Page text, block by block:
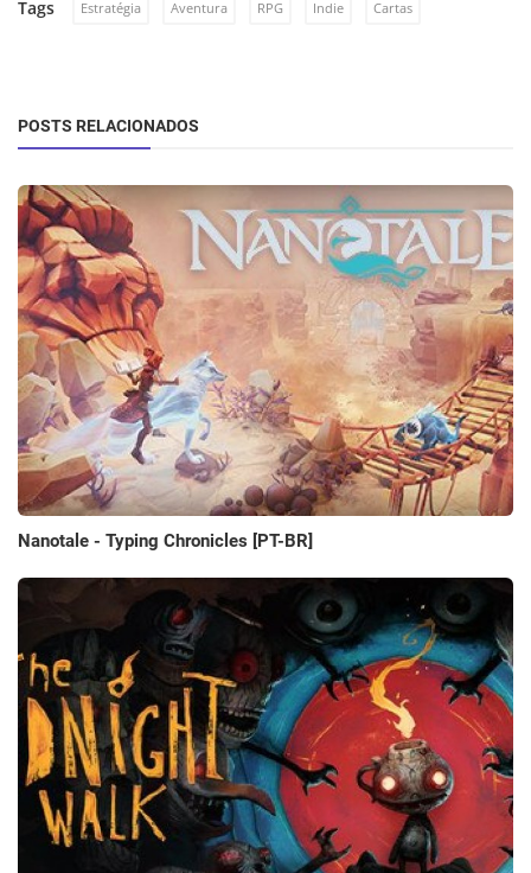
Tags Estratégia Aventura RPG Indie Cartas
POSTS RELACIONADOS
Nanotale - Typing Chronicles [PT-BR]